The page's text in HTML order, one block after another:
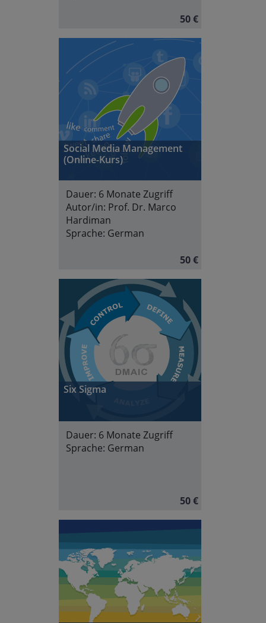
50 €
Social Media Management
(Online-Kurs)
Dauer: 6 Monate Zugriff
Autor/in: Prof. Dr. Marco
Hardiman
Sprache: German
50 €
Six Sigma
Dauer: 6 Monate Zugriff
Sprache: German
50 €